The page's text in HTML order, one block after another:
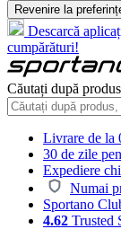
Revenire la
Descarcă
cumpărături!
Căutați după
Livrare de la
30 de zile
Expediere
Numai
Sportano
4.62 Trusted